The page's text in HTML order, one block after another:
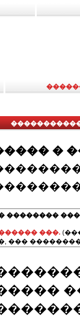
�
��������
���.
���